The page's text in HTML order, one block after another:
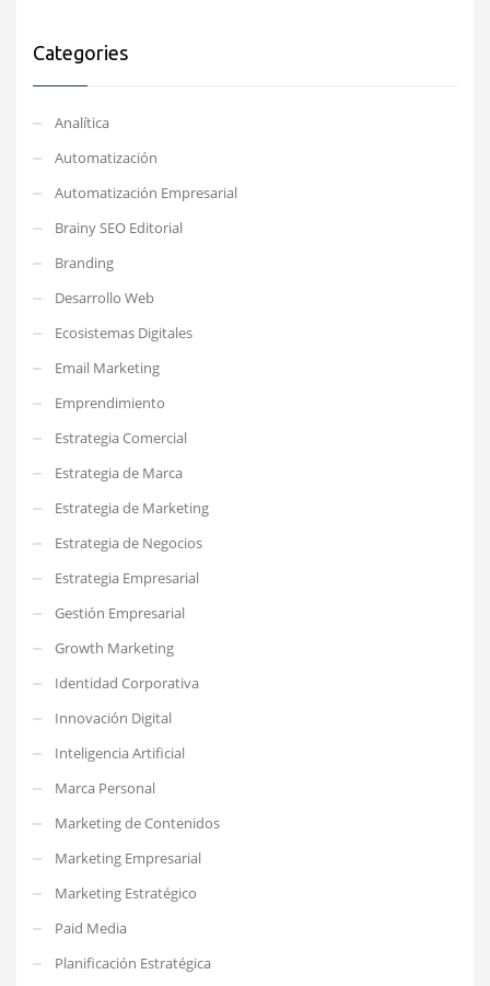
Categories
Analítica
Automatización
Automatización Empresarial
Brainy SEO Editorial
Branding
Desarrollo Web
Ecosistemas Digitales
Email Marketing
Emprendimiento
Estrategia Comercial
Estrategia de Marca
Estrategia de Marketing
Estrategia de Negocios
Estrategia Empresarial
Gestión Empresarial
Growth Marketing
Identidad Corporativa
Innovación Digital
Inteligencia Artificial
Marca Personal
Marketing de Contenidos
Marketing Empresarial
Marketing Estratégico
Paid Media
Planificación Estratégica